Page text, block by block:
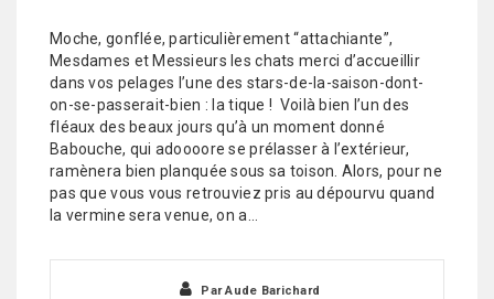
Moche, gonflée, particulièrement “attachiante”,
Mesdames et Messieurs les chats merci d’accueillir
dans vos pelages l’une des stars-de-la-saison-dont-
on-se-passerait-bien : la tique ! Voilà bien l’un des
fléaux des beaux jours qu’à un moment donné
Babouche, qui adoooore se prélasser à l’extérieur,
ramènera bien planquée sous sa toison. Alors, pour ne
pas que vous vous retrouviez pris au dépourvu quand
la vermine sera venue, on a…
ParAude Barichard